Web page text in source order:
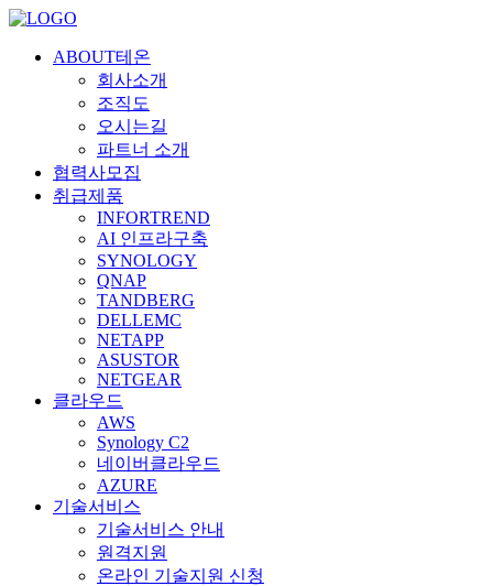
ABOUT테온
회사소개
조직도
오시는길
파트너 소개
협력사모집
취급제품
INFORTREND
AI 인프라구축
SYNOLOGY
QNAP
TANDBERG
DELLEMC
NETAPP
ASUSTOR
NETGEAR
클라우드
AWS
Synology C2
네이버클라우드
AZURE
기술서비스
기술서비스 안내
원격지원
온라인 기술지원 신청